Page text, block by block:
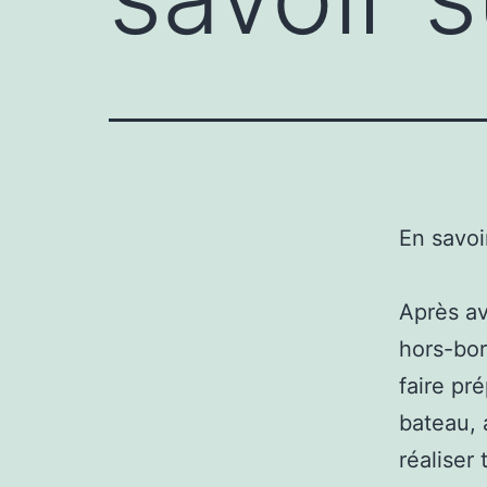
En
Après
hors-
faire
bateau,
réaliser